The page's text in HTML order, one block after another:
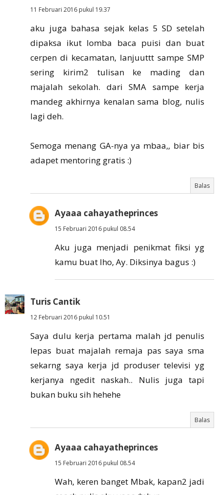
11 Februari 2016 pukul 19.37
aku juga bahasa sejak kelas 5 SD setelah
dipaksa ikut lomba baca puisi dan buat
cerpen di kecamatan, lanjuuttt sampe SMP
sering kirim2 tulisan ke mading dan
majalah sekolah. dari SMA sampe kerja
mandeg akhirnya kenalan sama blog, nulis
lagi deh.
Semoga menang GA-nya ya mbaa,, biar bis
adapet mentoring gratis :)
Balas
Ayaaa cahayatheprinces
15 Februari 2016 pukul 08.54
Aku juga menjadi penikmat fiksi yg
kamu buat lho, Ay. Diksinya bagus :)
Turis Cantik
12 Februari 2016 pukul 10.51
Saya dulu kerja pertama malah jd penulis
lepas buat majalah remaja pas saya sma
sekarng saya kerja jd produser televisi yg
kerjanya ngedit naskah.. Nulis juga tapi
bukan buku sih hehehe
Balas
Ayaaa cahayatheprinces
15 Februari 2016 pukul 08.54
Wah, keren banget Mbak, kapan2 jadi